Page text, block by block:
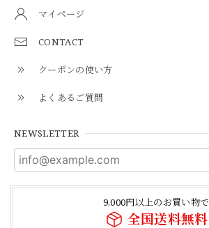
マイページ
CONTACT
クーポンの使い方
よくあるご質問
NEWSLETTER
9,000円以上のお買い物で
全国送料無料